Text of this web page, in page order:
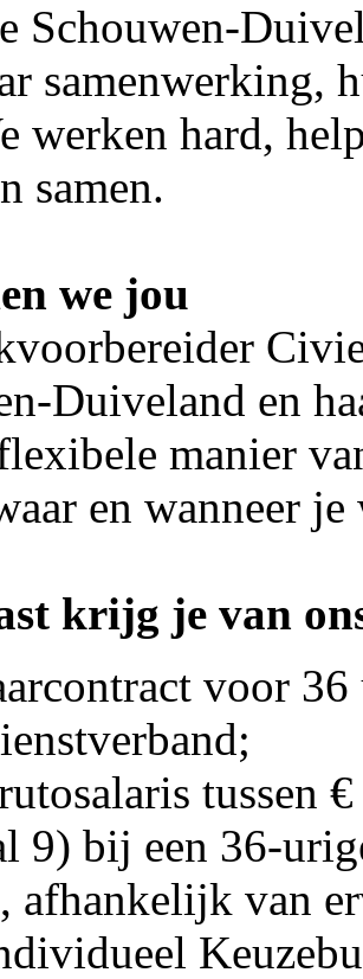
Schouwen-
samenwerking,
werken hard,
samen.
we jou
Duiveland en
manier
en wanneer
krijg je van
voor
tussen
9) bij een 36-
afhankelijk van